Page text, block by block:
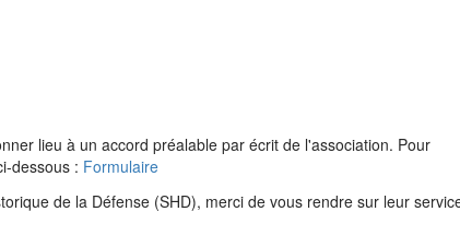
lieu à un accord préalable par écrit de l'association. Pour
dessous : Formulaire
de la Défense (SHD), merci de vous rendre sur leur